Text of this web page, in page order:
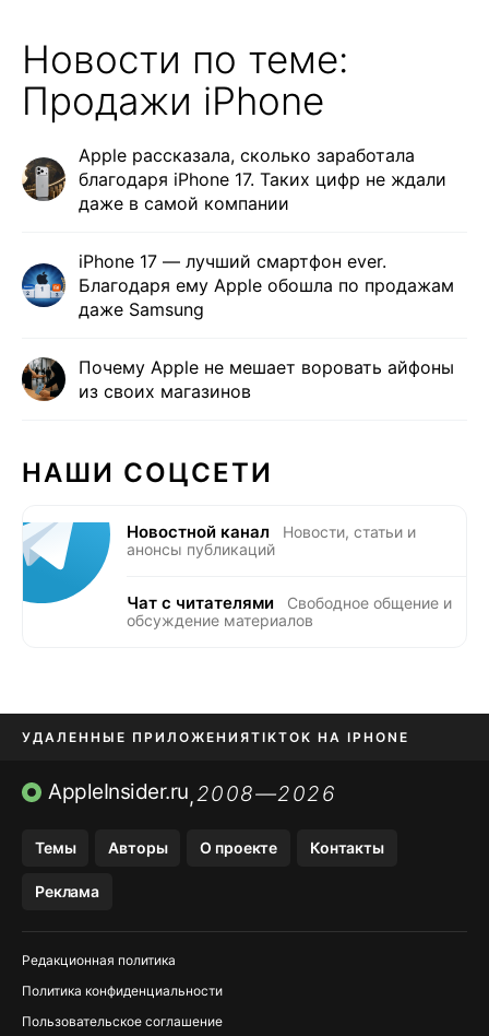
Новости по теме:
Продажи iPhone
Apple рассказала, сколько заработала
благодаря iPhone 17. Таких цифр не ждали
даже в самой компании
iPhone 17 — лучший смартфон ever.
Благодаря ему Apple обошла по продажам
даже Samsung
Почему Apple не мешает воровать айфоны
из своих магазинов
НАШИ СОЦСЕТИ
Новостной канал
Новости, статьи и
анонсы публикаций
Чат с читателями
Свободное общение и
обсуждение материалов
УДАЛЕННЫЕ ПРИЛОЖЕНИЯTIKTOK НА IPHONE
ПРИЛОЖЕНИЯ БЕЗ APP STORE
AppleInsider.ru,2008—2026
Темы Авторы О проекте Контакты
Реклама
Редакционная политика
Политика конфиденциальности
Пользовательское соглашение